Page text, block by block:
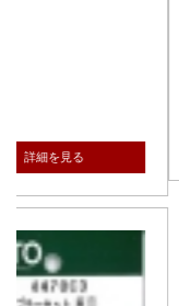
詳細を見る